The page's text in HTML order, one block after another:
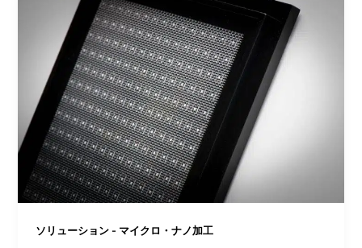
ソリューション - マイクロ・ナノ加工